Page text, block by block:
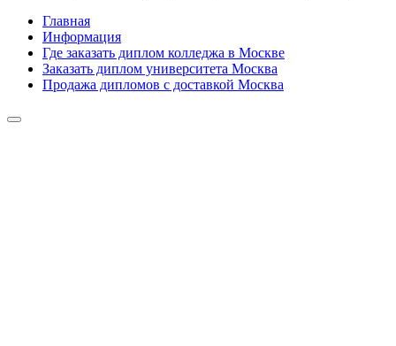
Главная
Информация
Где заказать диплом колледжа в Москве
Заказать диплом университета Москва
Продажа дипломов с доставкой Москва